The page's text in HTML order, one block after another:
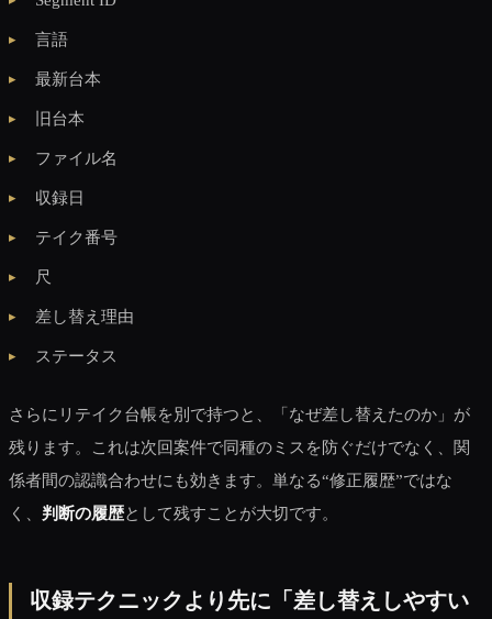
言語
最新台本
旧台本
ファイル名
収録日
テイク番号
尺
差し替え理由
ステータス
さらにリテイク台帳を別で持つと、「なぜ差し替えたのか」が
残ります。これは次回案件で同種のミスを防ぐだけでなく、関
係者間の認識合わせにも効きます。単なる“修正履歴”ではな
く、 判断の履歴として残すことが大切です。
収録テクニックより先に「差し替えしやすい